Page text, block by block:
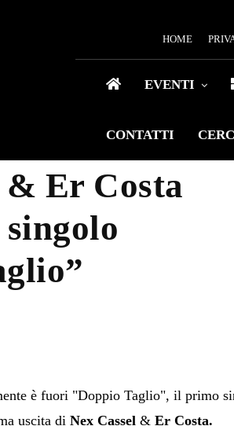
HOME
EVENTI
CONTATTI
& Er Costa
è fuori "Doppio Taglio", il primo
uscita diNex Cassel& Er Costa.